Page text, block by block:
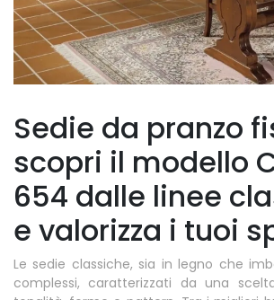
Sedie da pranzo
scopri il modello
654 dalle linee
e valorizza i tuoi
Le sedie classiche, sia in legno che
complessi, caratterizzati da una